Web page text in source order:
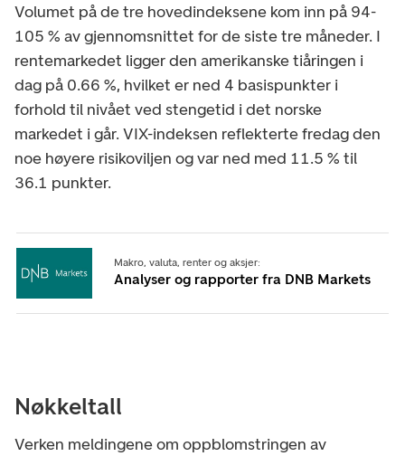
Volumet på de tre hovedindeksene kom inn på 94-
105 % av gjennomsnittet for de siste tre måneder. I
rentemarkedet ligger den amerikanske tiåringen i
dag på 0.66 %, hvilket er ned 4 basispunkter i
forhold til nivået ved stengetid i det norske
markedet i går. VIX-indeksen reflekterte fredag den
noe høyere risikoviljen og var ned med 11.5 % til
36.1 punkter.
Makro, valuta, renter og aksjer:
Analyser og rapporter fra DNB Markets
Nøkkeltall
Verken meldingene om oppblomstringen av